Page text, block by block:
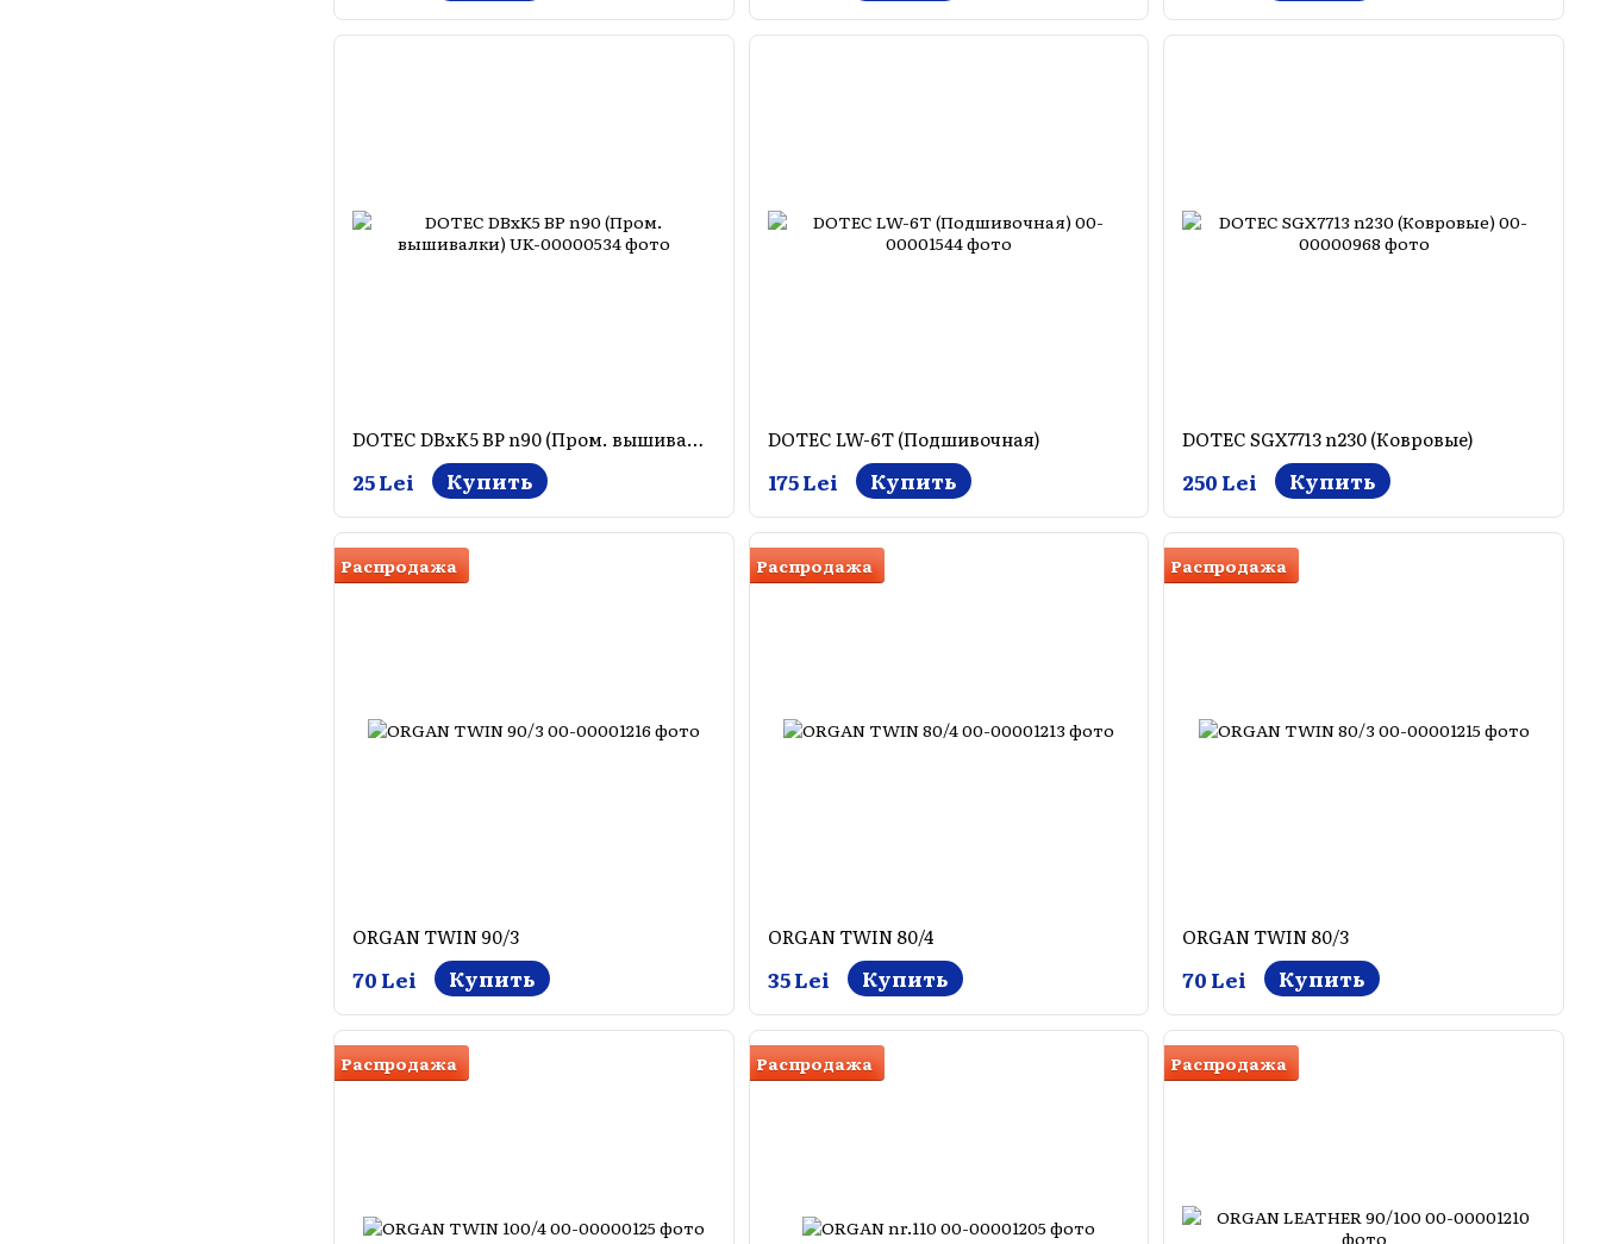
DOTEC DBxK5 BP n90 (Пром. вышивалки)
25 Lei Купить
DOTEC LW-6T (Подшивочная)
175 Lei Купить
DOTEC SGX7713 n230 (Ковровые)
250 Lei Купить
Распродажа
ORGAN TWIN 90/3
70 Lei Купить
Распродажа
ORGAN TWIN 80/4
35 Lei Купить
Распродажа
ORGAN TWIN 80/3
70 Lei Купить
Распродажа Распродажа Распродажа